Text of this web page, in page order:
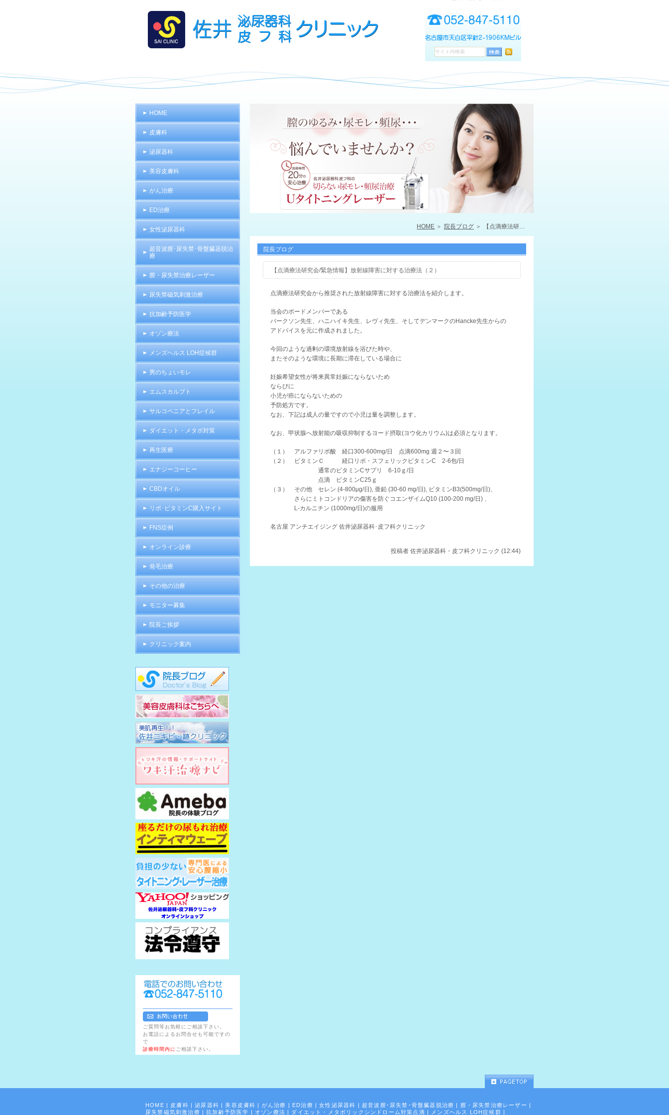
HOME 院長ブログ 【点滴療法研究会/緊急情報】放射線障害に対する治療法（２）
院長ブログ
【点滴療法研究会/緊急情報】放射線障害に対する治療法（２）
点滴療法研究会から推奨された放射線障害に対する治療法を紹介します。
当会のボードメンバーである
バークソン先生、ハニハイキ先生、レヴィ先生、そしてデンマークのHancke先生からの
アドバイスを元に作成されました。
今回のような過剰の環境放射線を浴びた時や、
またそのような環境に長期に滞在している場合に
妊娠希望女性が将来異常妊娠にならないため
ならびに
小児が癌にならないための
予防処方です。
なお、下記は成人の量ですので小児は量を調整します。
なお、甲状腺へ放射能の吸収抑制するヨード摂取(ヨウ化カリウム)は必須となります。
（１） アルファリポ酸 経口300-600mg/日 点滴600mg 週２〜３回
（２） ビタミンＣ 経口リポ・スフェリックビタミンC 2-6包/日
通常のビタミンCサプリ 6-10ｇ/日
点滴 ビタミンC25ｇ
（３） その他 セレン (4-800μg/日), 亜鉛 (30-60 mg/日), ビタミンB3(500mg/日)、
さらにミトコンドリアの傷害を防ぐコエンザイムQ10 (100-200 mg/日) 、
L-カルニチン (1000mg/日)の服用
名古屋 アンチエイジング 佐井泌尿器科･皮フ科クリニック
投稿者 佐井泌尿器科・皮フ科クリニック (12:44)
HOME
皮膚科
泌尿器科
美容皮膚科
がん治療
ED治療
女性泌尿器科
超音波膣･尿失禁･骨盤臓器脱治
療
膣・尿失禁治療レーザー
尿失禁磁気刺激治療
抗加齢予防医学
オゾン療法
メンズヘルス LOH症候群
男のちょいモレ
エムスカルプト
サルコペニアとフレイル
ダイエット・メタボ対策
再生医療
エナジーコーヒー
CBDオイル
リポ･ビタミンC購入サイト
FNS症例
オンライン診療
発毛治療
その他の治療
モニター募集
院長ご挨拶
クリニック案内
ご質問等お気軽にご相談下さい。
お電話によるお問合せも可能ですの
で
診療時間内に ご相談下さい。
HOME | 皮膚科 | 泌尿器科 | 美容皮膚科 | がん治療 | ED治療 | 女性泌尿器科 | 超音波膣･尿失禁･骨盤臓器脱治療 | 膣・尿失禁治療レーザー |
尿失禁磁気刺激治療 | 抗加齢予防医学 | オゾン療法 | ダイエット・メタボリックシンドローム対策点滴 | メンズヘルス LOH症候群 |